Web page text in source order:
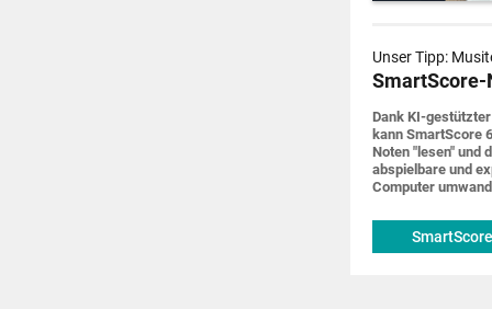
Unser Tipp:
Dank KI-
kann SmartScore
Noten "lesen" und
abspiel­bare und
Computer